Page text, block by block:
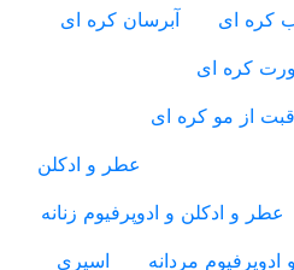
کره ای
آبرسان کره ای
کره ای
از مو کره ای
عطر و ادکلن
عطر و ادکلن و ادوپرفیوم زنانه
مردانه
اسپری